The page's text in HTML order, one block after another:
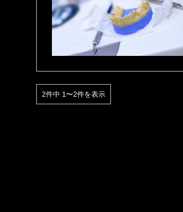
2件中 1〜2件を表示